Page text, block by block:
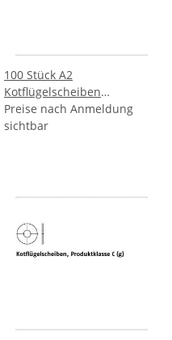
100 Stück A2
Kotflügelscheiben
Produktklasse C (g)
8,4x40x1,5 mm
Preise nach Anmeldung
sichtbar